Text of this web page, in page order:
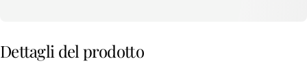
Dettagli del prodotto